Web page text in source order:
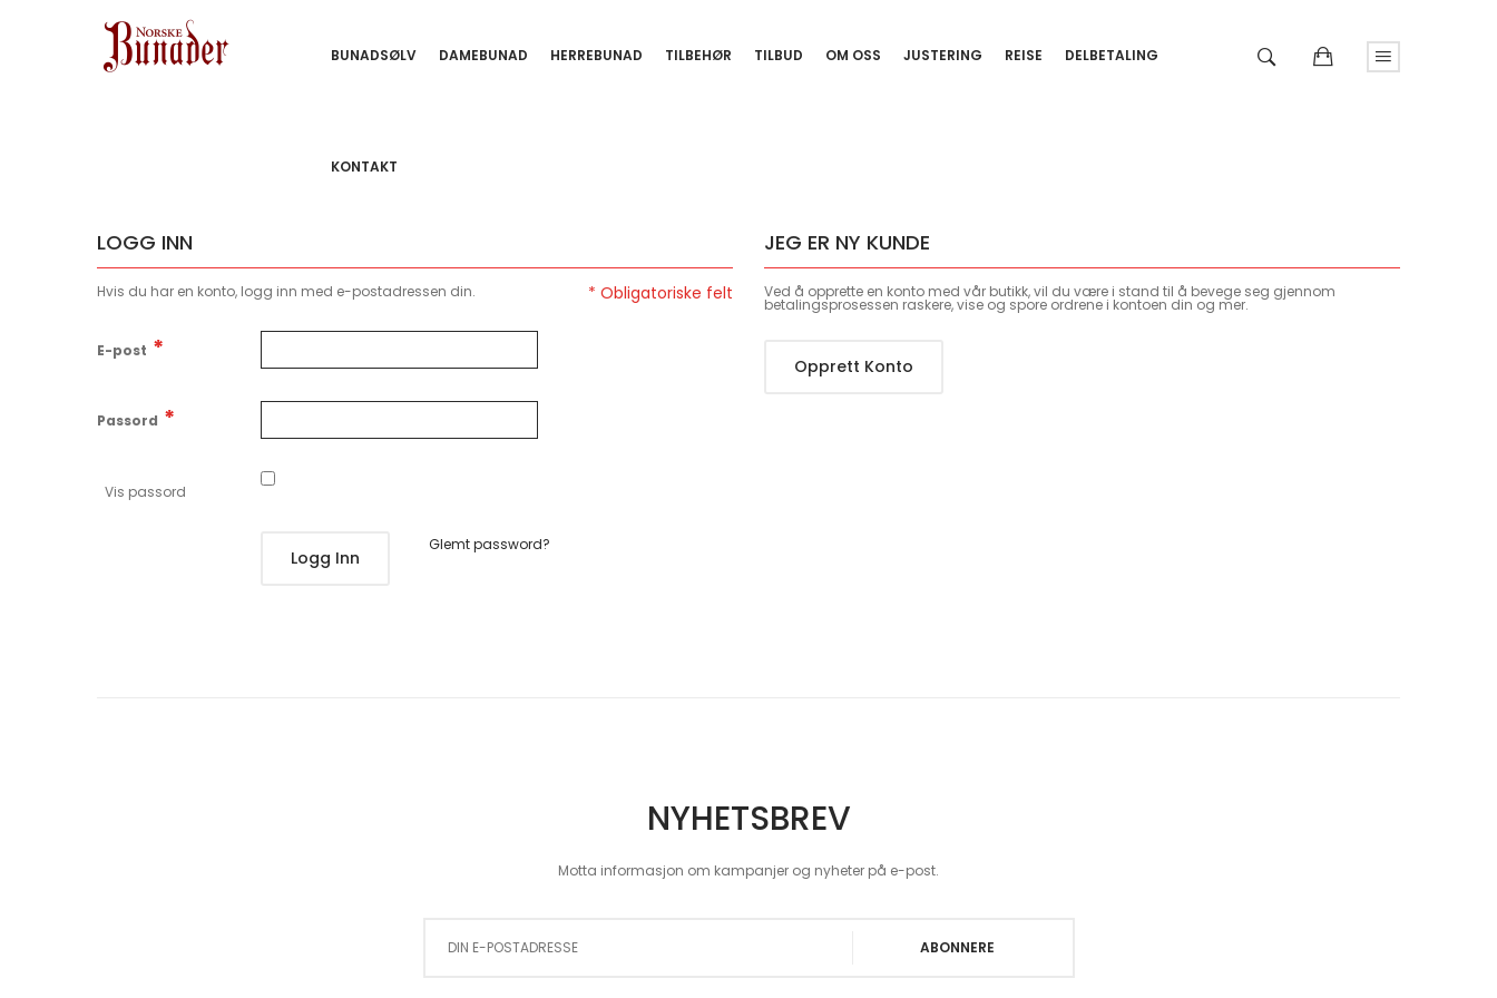
BUNADSØLV DAMEBUNAD HERREBUNAD TILBEHØR TILBUD OM OSS JUSTERING REISE DELBETALING
KONTAKT
LOGG INN
Hvis du har en konto, logg inn med e-postadressen din.
E-post
Passord
Vis passord
Logg Inn
Glemt password?
JEG ER NY KUNDE
Ved å opprette en konto med vår butikk, vil du være i stand til å bevege seg gjennom
betalingsprosessen raskere, vise og spore ordrene i kontoen din og mer.
Opprett Konto
NYHETSBREV
Motta informasjon om kampanjer og nyheter på e-post.
ABONNERE